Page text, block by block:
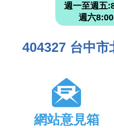
週一至週五
週六
404327 台中市
網站意見箱